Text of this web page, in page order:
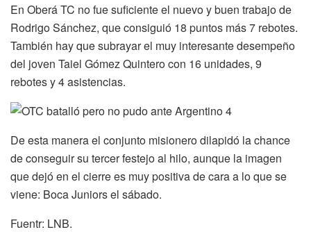
En Oberá TC no fue suficiente el nuevo y buen trabajo de
Rodrigo Sánchez, que consiguió 18 puntos más 7 rebotes.
También hay que subrayar el muy interesante desempeño
del joven Taiel Gómez Quintero con 16 unidades, 9
rebotes y 4 asistencias.
De esta manera el conjunto misionero dilapidó la chance
de conseguir su tercer festejo al hilo, aunque la imagen
que dejó en el cierre es muy positiva de cara a lo que se
viene: Boca Juniors el sábado.
Fuentr: LNB.